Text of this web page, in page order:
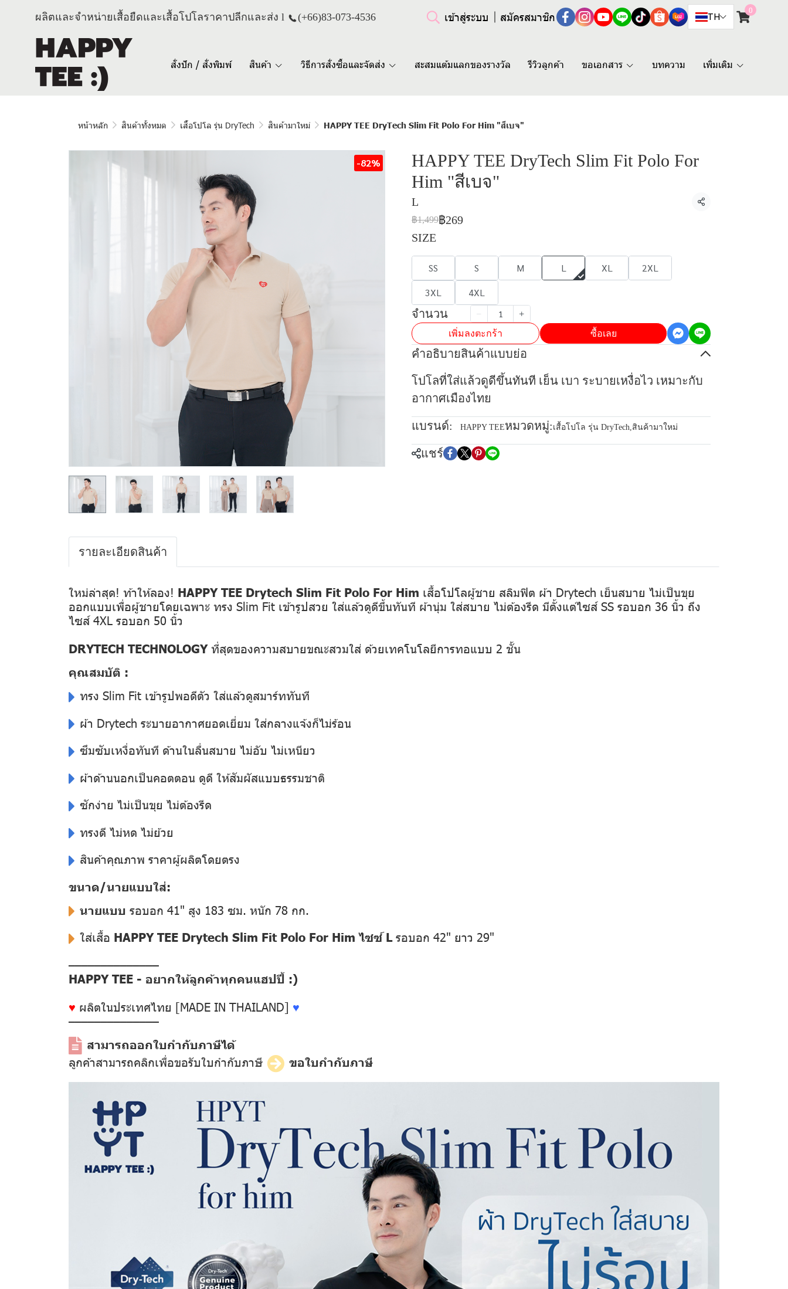
ผลิตและจำหน่ายเสื้อยืดและเสื้อโปโลราคาปลีกและส่ง l (+66)83-073-4536 เข้าสู่ระบบ สมัครสมาชิก TH
0
สั่งปัก / สั่งพิมพ์ สินค้า วิธีการสั่งซื้อและจัดส่ง สะสมแต้มแลกของรางวัล รีวิวลูกค้า ขอเอกสาร บทความ เพิ่มเติม
หน้าหลัก สินค้าทั้งหมด เสื้อโปโล รุ่น DryTech สินค้ามาใหม่ HAPPY TEE DryTech Slim Fit Polo For Him "สีเบจ"
-82%
HAPPY TEE DryTech Slim Fit Polo For
Him "สีเบจ"
L
แชร์
฿1,499฿269
SIZE
SS S M L XL
2XL
3XL
4XL
จำนวน
เพิ่มลงตะกร้า ซื้อเลย
คำอธิบายสินค้าแบบย่อ
โปโลที่ใส่แล้วดูดีขึ้นทันที เย็น เบา ระบายเหงื่อไว เหมาะกับ
อากาศเมืองไทย
แบรนด์: HAPPY TEEหมวดหมู่: เสื้อโปโล รุ่น DryTech,สินค้ามาใหม่
แชร์
รายละเอียดสินค้า
ใหม่ล่าสุด! ท้าให้ลอง! HAPPY TEE Drytech Slim Fit Polo For Him เสื้อโปโลผู้ชาย สลิมฟิต ผ้า Drytech เย็นสบาย ไม่เป็นขุย
ออกแบบเพื่อผู้ชายโดยเฉพาะ ทรง Slim Fit เข้ารูปสวย ใส่แล้วดูดีขึ้นทันที ผ้านุ่ม ใส่สบาย ไม่ต้องรีด มีตั้งแต่ไซส์ SS รอบอก 36 นิ้ว ถึง
ไซส์ 4XL รอบอก 50 นิ้ว
DRYTECH TECHNOLOGYที่สุดของความสบายขณะสวมใส่ ด้วยเทคโนโลยีการทอแบบ 2 ชั้น
คุณสมบัติ :
ทรง Slim Fit เข้ารูปพอดีตัว ใส่แล้วดูสมาร์ททันที
ผ้า Drytech ระบายอากาศยอดเยี่ยม ใส่กลางแจ้งก็ไม่ร้อน
ซึมซับเหงื่อทันที ด้านในลื่นสบาย ไม่อับ ไม่เหนียว
ผ้าด้านนอกเป็นคอตตอน ดูดี ให้สัมผัสแบบธรรมชาติ
ซักง่าย ไม่เป็นขุย ไม่ต้องรีด
ทรงดี ไม่หด ไม่ย้วย
สินค้าคุณภาพ ราคาผู้ผลิตโดยตรง
ขนาด/นายแบบใส่:
นายแบบ รอบอก 41" สูง 183 ซม. หนัก 78 กก.
ใส่เสื้อ HAPPY TEE Drytech Slim Fit Polo For Him ไซซ์ Lรอบอก 42" ยาว 29"
––––––––––––––
HAPPY TEE - อยากให้ลูกค้าทุกคนแฮปปี้ :)
♥ ผลิตในประเทศไทย [MADE IN THAILAND] ♥
––––––––––––––
สามารถออกใบกำกับภาษีได้
ลูกค้าสามารถคลิกเพื่อขอรับใบกำกับภาษี
ขอใบกำกับภาษี